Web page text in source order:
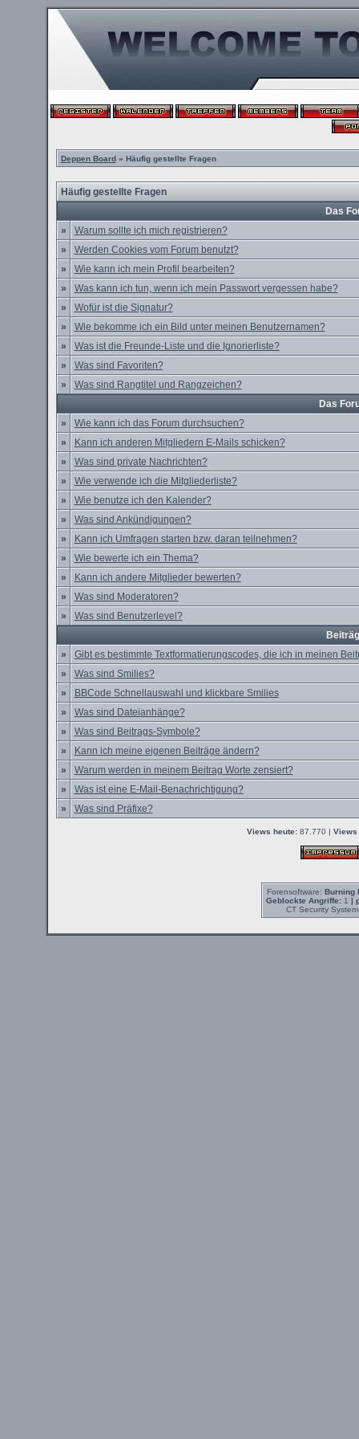
Deppen Board» Häufig gestellte Fragen
Häufig gestellte Fragen
Das
»
Warum sollte ich mich registrieren?
»
Werden Cookies vom Forum benutzt?
»
Wie kann ich mein Profil bearbeiten?
»
Was kann ich tun, wenn ich mein Passwort vergessen habe?
»
Wofür ist die Signatur?
»
Wie bekomme ich ein Bild unter meinen Benutzernamen?
»
Was ist die Freunde-Liste und die Ignorierliste?
»
Was sind Favoriten?
»
Was sind Rangtitel und Rangzeichen?
Das
»
Wie kann ich das Forum durchsuchen?
»
Kann ich anderen Mitgliedern E-Mails schicken?
»
Was sind private Nachrichten?
»
Wie verwende ich die Mitgliederliste?
»
Wie benutze ich den Kalender?
»
Was sind Ankündigungen?
»
Kann ich Umfragen starten bzw. daran teilnehmen?
»
Wie bewerte ich ein Thema?
»
Kann ich andere Mitglieder bewerten?
»
Was sind Moderatoren?
»
Was sind Benutzerlevel?
»
Gibt es bestimmte Textformatierungscodes, die ich in meinen
»
Was sind Smilies?
»
BBCode Schnellauswahl und klickbare Smilies
»
Was sind Dateianhänge?
»
Was sind Beitrags-Symbole?
»
Kann ich meine eigenen Beiträge ändern?
»
Warum werden in meinem Beitrag Worte zensiert?
»
Was ist eine E-Mail-Benachrichtigung?
»
Was sind Präfixe?
Views heute:87.770 | Views
Forensoftware: Burning
Geblockte Angriffe:1 |
CT Security